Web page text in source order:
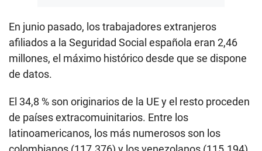
En junio pasado, los trabajadores extranjeros
afiliados a la Seguridad Social española eran 2,46
millones, el máximo histórico desde que se dispone
de datos.
El 34,8 % son originarios de la UE y el resto proceden
de países extracomuinitarios. Entre los
latinoamericanos, los más numerosos son los